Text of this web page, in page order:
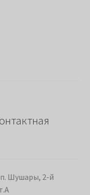
п. Шушары, 2-й